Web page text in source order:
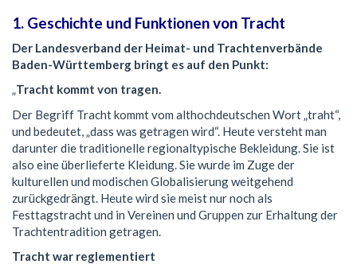
1. Geschichte und Funktionen von Tracht
Der Landesverband der Heimat- und Trachtenverbände
Baden-Württemberg bringt es auf den Punkt:
„Tracht kommt von tragen.
Der Begriff Tracht kommt vom althochdeutschen Wort „traht“,
und bedeutet, „dass was getragen wird“. Heute versteht man
darunter die traditionelle regionaltypische Bekleidung. Sie ist
also eine überlieferte Kleidung. Sie wurde im Zuge der
kulturellen und modischen Globalisierung weitgehend
zurückgedrängt. Heute wird sie meist nur noch als
Festtagstracht und in Vereinen und Gruppen zur Erhaltung der
Trachtentradition getragen.
Tracht war reglementiert